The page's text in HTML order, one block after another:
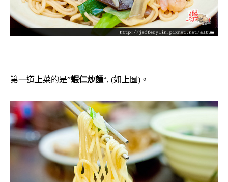
第一道上菜的是”蝦仁炒麵“, (如上圖)。